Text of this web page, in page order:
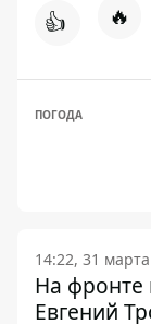
👍 🔥
ПОГОДА
14:22, 31
На фронте
Евгений